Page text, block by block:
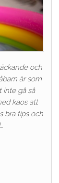
och
är som
inte gå så
kaos att
bra tips och